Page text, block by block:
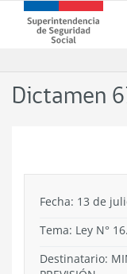
contenido
de
-
Dictamen
Fecha: 13 de
Tema: Ley N°
Destinatario: